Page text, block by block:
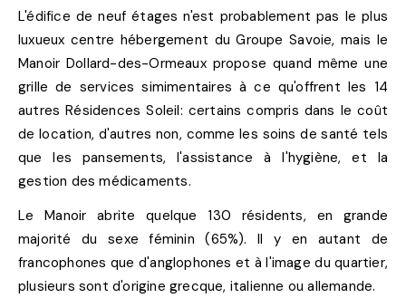
L'édifice de neuf étages n'est probablement pas le plus
luxueux centre hébergement du Groupe Savoie, mais le
Manoir Dollard-des-Ormeaux propose quand même une
grille de services simimentaires à ce qu'offrent les 14
autres Résidences Soleil: certains compris dans le coût
de location, d'autres non, comme les soins de santé tels
que les pansements, l'assistance à l'hygiène, et la
gestion des médicaments.
Le Manoir abrite quelque 130 résidents, en grande
majorité du sexe féminin (65%). Il y en autant de
francophones que d'anglophones et à l'image du quartier,
plusieurs sont d'origine grecque, italienne ou allemande.